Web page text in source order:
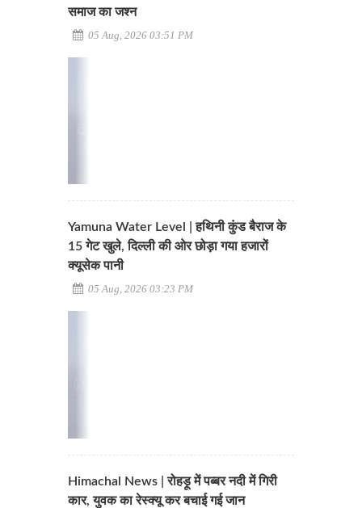
समाज का जश्न
05 Aug, 2026 03:51 PM
Yamuna Water Level | हथिनी कुंड बैराज के
15 गेट खुले, दिल्ली की ओर छोड़ा गया हजारों
क्यूसेक पानी
05 Aug, 2026 03:23 PM
Himachal News | रोहड़ू में पब्बर नदी में गिरी
कार, युवक का रेस्क्यू कर बचाई गई जान